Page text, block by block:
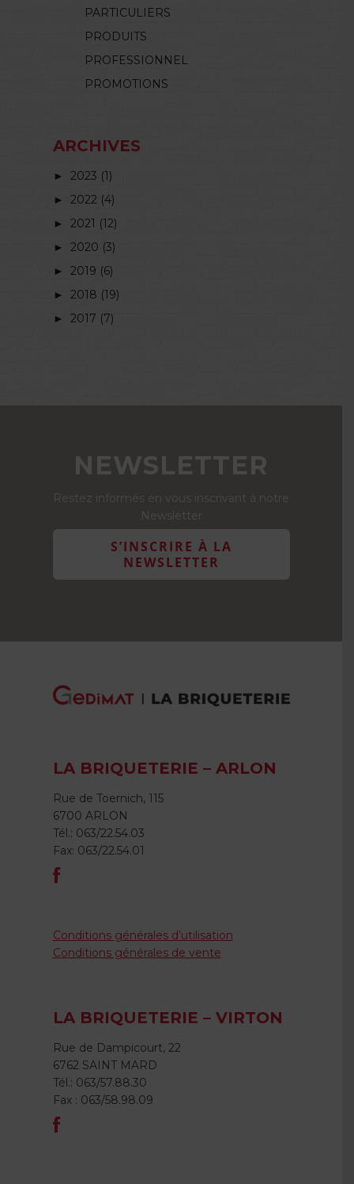
PARTICULIERS
PRODUITS
PROFESSIONNEL
PROMOTIONS
ARCHIVES
►
2023 (1)
►
2022 (4)
►
2021 (12)
►
2020 (3)
►
2019 (6)
►
2018 (19)
►
2017 (7)
NEWSLETTER
Restez informés en vous inscrivant à notre
Newsletter
S’INSCRIRE À LA
NEWSLETTER
LA BRIQUETERIE – ARLON
Rue de Toernich, 115
6700 ARLON
Tél.: 063/22.54.03
Fax: 063/22.54.01
Conditions générales d’utilisation
Conditions générales de vente
LA BRIQUETERIE – VIRTON
Rue de Dampicourt, 22
6762 SAINT MARD
Tél.: 063/57.88.30
Fax : 063/58.98.09